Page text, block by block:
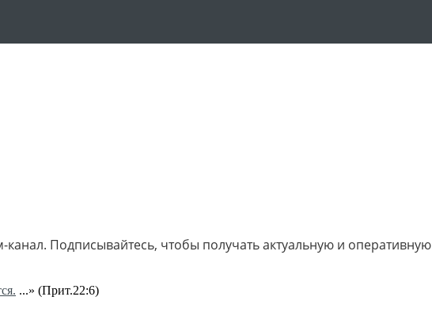
Подписывайтесь, чтобы получать актуальную и оперативную
...» (Прит.22:6)